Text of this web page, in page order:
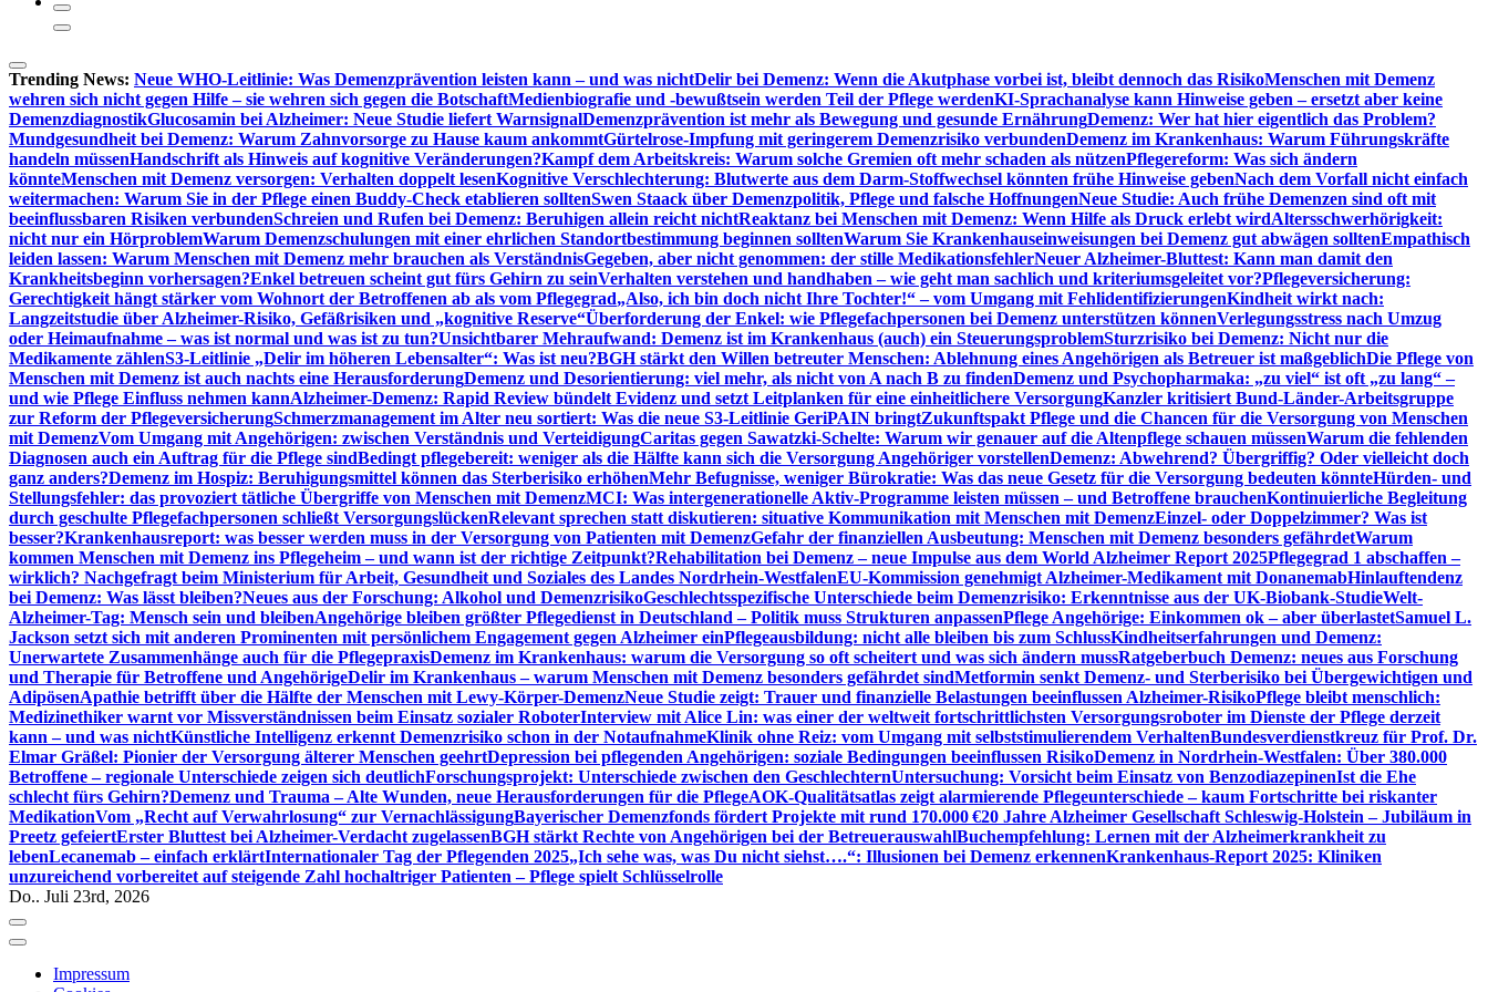
Trending News: Neue WHO-Leitlinie: Was Demenzprävention leisten kann – und was nichtDelir bei Demenz: Wenn die Akutphase vorbei ist, bleibt dennoch das RisikoMenschen mit Demenz
wehren sich nicht gegen Hilfe – sie wehren sich gegen die BotschaftMedienbiografie und -bewußtsein werden Teil der Pflege werdenKI-Sprachanalyse kann Hinweise geben – ersetzt aber keine
DemenzdiagnostikGlucosamin bei Alzheimer: Neue Studie liefert WarnsignalDemenzprävention ist mehr als Bewegung und gesunde ErnährungDemenz: Wer hat hier eigentlich das Problem?
Mundgesundheit bei Demenz: Warum Zahnvorsorge zu Hause kaum ankommtGürtelrose-Impfung mit geringerem Demenzrisiko verbundenDemenz im Krankenhaus: Warum Führungskräfte
handeln müssenHandschrift als Hinweis auf kognitive Veränderungen?Kampf dem Arbeitskreis: Warum solche Gremien oft mehr schaden als nützenPflegereform: Was sich ändern
könnteMenschen mit Demenz versorgen: Verhalten doppelt lesenKognitive Verschlechterung: Blutwerte aus dem Darm-Stoffwechsel könnten frühe Hinweise gebenNach dem Vorfall nicht einfach
weitermachen: Warum Sie in der Pflege einen Buddy-Check etablieren solltenSwen Staack über Demenzpolitik, Pflege und falsche HoffnungenNeue Studie: Auch frühe Demenzen sind oft mit
beeinflussbaren Risiken verbundenSchreien und Rufen bei Demenz: Beruhigen allein reicht nichtReaktanz bei Menschen mit Demenz: Wenn Hilfe als Druck erlebt wirdAltersschwerhörigkeit:
nicht nur ein HörproblemWarum Demenzschulungen mit einer ehrlichen Standortbestimmung beginnen solltenWarum Sie Krankenhauseinweisungen bei Demenz gut abwägen solltenEmpathisch
leiden lassen: Warum Menschen mit Demenz mehr brauchen als VerständnisGegeben, aber nicht genommen: der stille MedikationsfehlerNeuer Alzheimer-Bluttest: Kann man damit den
Krankheitsbeginn vorhersagen?Enkel betreuen scheint gut fürs Gehirn zu seinVerhalten verstehen und handhaben – wie geht man sachlich und kriteriumsgeleitet vor?Pflegeversicherung:
Gerechtigkeit hängt stärker vom Wohnort der Betroffenen ab als vom Pflegegrad„Also, ich bin doch nicht Ihre Tochter!“ – vom Umgang mit FehlidentifizierungenKindheit wirkt nach:
Langzeitstudie über Alzheimer-Risiko, Gefäßrisiken und „kognitive Reserve“Überforderung der Enkel: wie Pflegefachpersonen bei Demenz unterstützen könnenVerlegungsstress nach Umzug
oder Heimaufnahme – was ist normal und was ist zu tun?Unsichtbarer Mehraufwand: Demenz ist im Krankenhaus (auch) ein SteuerungsproblemSturzrisiko bei Demenz: Nicht nur die
Medikamente zählenS3-Leitlinie „Delir im höheren Lebensalter“: Was ist neu?BGH stärkt den Willen betreuter Menschen: Ablehnung eines Angehörigen als Betreuer ist maßgeblichDie Pflege von
Menschen mit Demenz ist auch nachts eine HerausforderungDemenz und Desorientierung: viel mehr, als nicht von A nach B zu findenDemenz und Psychopharmaka: „zu viel“ ist oft „zu lang“ –
und wie Pflege Einfluss nehmen kannAlzheimer-Demenz: Rapid Review bündelt Evidenz und setzt Leitplanken für eine einheitlichere VersorgungKanzler kritisiert Bund-Länder-Arbeitsgruppe
zur Reform der PflegeversicherungSchmerzmanagement im Alter neu sortiert: Was die neue S3-Leitlinie GeriPAIN bringtZukunftspakt Pflege und die Chancen für die Versorgung von Menschen
mit DemenzVom Umgang mit Angehörigen: zwischen Verständnis und VerteidigungCaritas gegen Sawatzki-Schelte: Warum wir genauer auf die Altenpflege schauen müssenWarum die fehlenden
Diagnosen auch ein Auftrag für die Pflege sindBedingt pflegebereit: weniger als die Hälfte kann sich die Versorgung Angehöriger vorstellenDemenz: Abwehrend? Übergriffig? Oder vielleicht doch
ganz anders?Demenz im Hospiz: Beruhigungsmittel können das Sterberisiko erhöhenMehr Befugnisse, weniger Bürokratie: Was das neue Gesetz für die Versorgung bedeuten könnteHürden- und
Stellungsfehler: das provoziert tätliche Übergriffe von Menschen mit DemenzMCI: Was intergenerationelle Aktiv-Programme leisten müssen – und Betroffene brauchenKontinuierliche Begleitung
durch geschulte Pflegefachpersonen schließt VersorgungslückenRelevant sprechen statt diskutieren: situative Kommunikation mit Menschen mit DemenzEinzel- oder Doppelzimmer? Was ist
besser?Krankenhausreport: was besser werden muss in der Versorgung von Patienten mit DemenzGefahr der finanziellen Ausbeutung: Menschen mit Demenz besonders gefährdetWarum
kommen Menschen mit Demenz ins Pflegeheim – und wann ist der richtige Zeitpunkt?Rehabilitation bei Demenz – neue Impulse aus dem World Alzheimer Report 2025Pflegegrad 1 abschaffen –
wirklich? Nachgefragt beim Ministerium für Arbeit, Gesundheit und Soziales des Landes Nordrhein-WestfalenEU-Kommission genehmigt Alzheimer-Medikament mit DonanemabHinlauftendenz
bei Demenz: Was lässt bleiben?Neues aus der Forschung: Alkohol und DemenzrisikoGeschlechtsspezifische Unterschiede beim Demenzrisiko: Erkenntnisse aus der UK-Biobank-StudieWelt-
Alzheimer-Tag: Mensch sein und bleibenAngehörige bleiben größter Pflegedienst in Deutschland – Politik muss Strukturen anpassenPflege Angehörige: Einkommen ok – aber überlastetSamuel L.
Jackson setzt sich mit anderen Prominenten mit persönlichem Engagement gegen Alzheimer einPflegeausbildung: nicht alle bleiben bis zum SchlussKindheitserfahrungen und Demenz:
Unerwartete Zusammenhänge auch für die PflegepraxisDemenz im Krankenhaus: warum die Versorgung so oft scheitert und was sich ändern mussRatgeberbuch Demenz: neues aus Forschung
und Therapie für Betroffene und AngehörigeDelir im Krankenhaus – warum Menschen mit Demenz besonders gefährdet sindMetformin senkt Demenz- und Sterberisiko bei Übergewichtigen und
AdipösenApathie betrifft über die Hälfte der Menschen mit Lewy-Körper-DemenzNeue Studie zeigt: Trauer und finanzielle Belastungen beeinflussen Alzheimer-RisikoPflege bleibt menschlich:
Medizinethiker warnt vor Missverständnissen beim Einsatz sozialer RoboterInterview mit Alice Lin: was einer der weltweit fortschrittlichsten Versorgungsroboter im Dienste der Pflege derzeit
kann – und was nichtKünstliche Intelligenz erkennt Demenzrisiko schon in der NotaufnahmeKlinik ohne Reiz: vom Umgang mit selbststimulierendem VerhaltenBundesverdienstkreuz für Prof. Dr.
Elmar Gräßel: Pionier der Versorgung älterer Menschen geehrtDepression bei pflegenden Angehörigen: soziale Bedingungen beeinflussen RisikoDemenz in Nordrhein-Westfalen: Über 380.000
Betroffene – regionale Unterschiede zeigen sich deutlichForschungsprojekt: Unterschiede zwischen den GeschlechternUntersuchung: Vorsicht beim Einsatz von BenzodiazepinenIst die Ehe
schlecht fürs Gehirn?Demenz und Trauma – Alte Wunden, neue Herausforderungen für die PflegeAOK-Qualitätsatlas zeigt alarmierende Pflegeunterschiede – kaum Fortschritte bei riskanter
MedikationVom „Recht auf Verwahrlosung“ zur VernachlässigungBayerischer Demenzfonds fördert Projekte mit rund 170.000 €20 Jahre Alzheimer Gesellschaft Schleswig-Holstein – Jubiläum in
Preetz gefeiertErster Bluttest bei Alzheimer-Verdacht zugelassenBGH stärkt Rechte von Angehörigen bei der BetreuerauswahlBuchempfehlung: Lernen mit der Alzheimerkrankheit zu
lebenLecanemab – einfach erklärtInternationaler Tag der Pflegenden 2025„Ich sehe was, was Du nicht siehst….“: Illusionen bei Demenz erkennenKrankenhaus-Report 2025: Kliniken
unzureichend vorbereitet auf steigende Zahl hochaltriger Patienten – Pflege spielt Schlüsselrolle
Do.. Juli 23rd, 2026
Impressum